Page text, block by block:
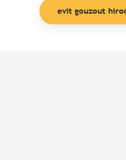
evit gouzout